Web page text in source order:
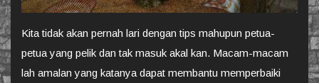
Kita tidak akan pernah lari dengan tips mahupun petua-
petua yang pelik dan tak masuk akal kan. Macam-macam
lah amalan yang katanya dapat membantu memperbaiki